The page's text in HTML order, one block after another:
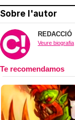
Sobre l'autor
REDACCIÓ
Veure biografia